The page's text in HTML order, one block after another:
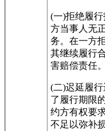
(一)拒绝履
方当事人无
务。在一方
其继续履行
害赔偿责任。
(二)迟延履
了履行期限
约方有权要
不足以弥补